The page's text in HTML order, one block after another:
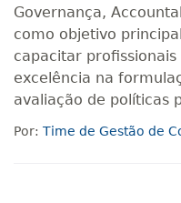
Governança,
como objetivo
capacitar
excelência na
avaliação de políticas
Por: Time de Gestão de